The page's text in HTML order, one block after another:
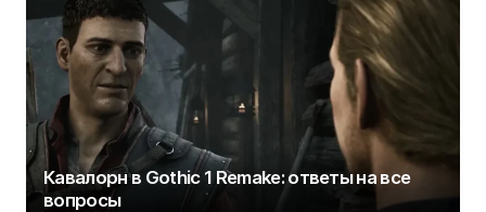
Кавалорн в Gothic 1 Remake: ответы на все
вопросы